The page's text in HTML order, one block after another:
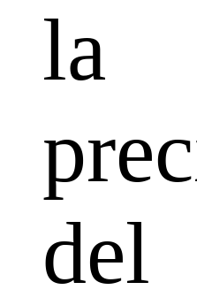
la
del